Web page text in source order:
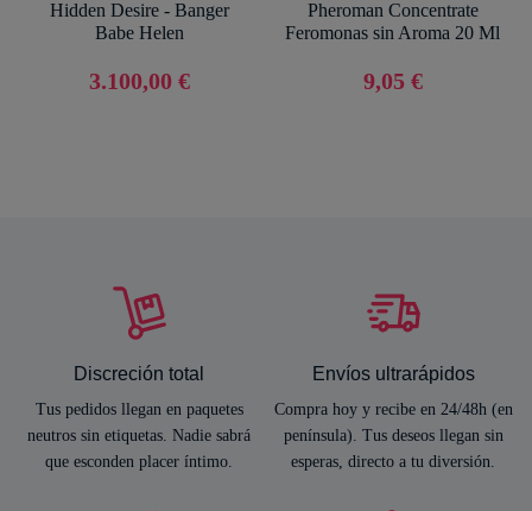
Hidden Desire - Banger
Babe Helen
3.100,00 €
Pheroman Concentrate
Feromonas sin Aroma 20 Ml
9,05 €
Discreción total
Tus pedidos llegan en paquetes
neutros sin etiquetas. Nadie sabrá
que esconden placer íntimo.
Envíos ultrarápidos
Compra hoy y recibe en 24/48h (en
península). Tus deseos llegan sin
esperas, directo a tu diversión.